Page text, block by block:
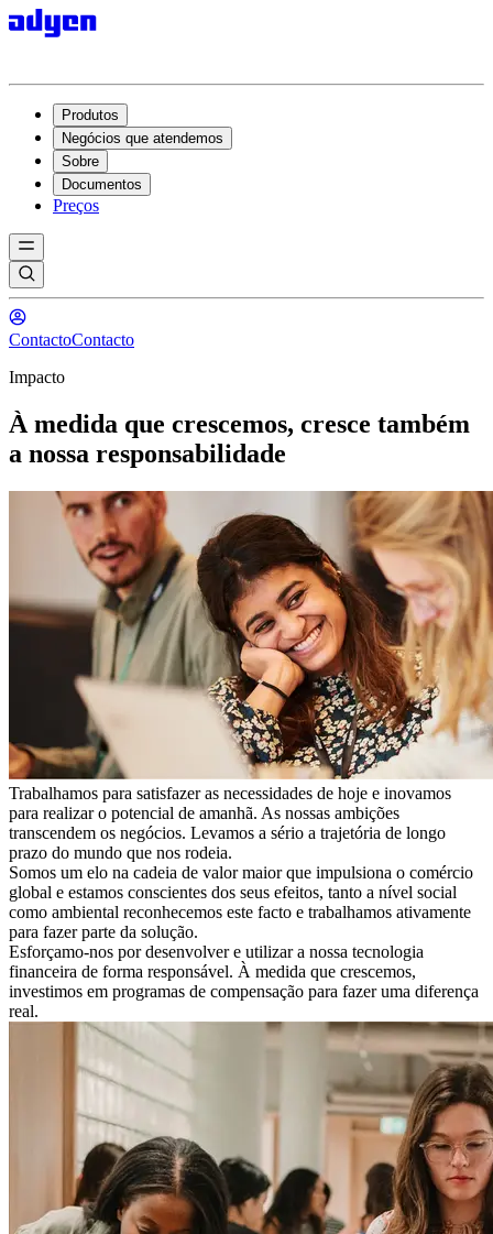
Produtos
Negócios que atendemos
Sobre
Documentos
Preços
ContactoContacto
Impacto
À medida que crescemos, cresce também
a nossa responsabilidade
Trabalhamos para satisfazer as necessidades de hoje e inovamos
para realizar o potencial de amanhã. As nossas ambições
transcendem os negócios. Levamos a sério a trajetória de longo
prazo do mundo que nos rodeia.
Somos um elo na cadeia de valor maior que impulsiona o comércio
global e estamos conscientes dos seus efeitos, tanto a nível social
como ambiental reconhecemos este facto e trabalhamos ativamente
para fazer parte da solução.
Esforçamo-nos por desenvolver e utilizar a nossa tecnologia
financeira de forma responsável. À medida que crescemos,
investimos em programas de compensação para fazer uma diferença
real.